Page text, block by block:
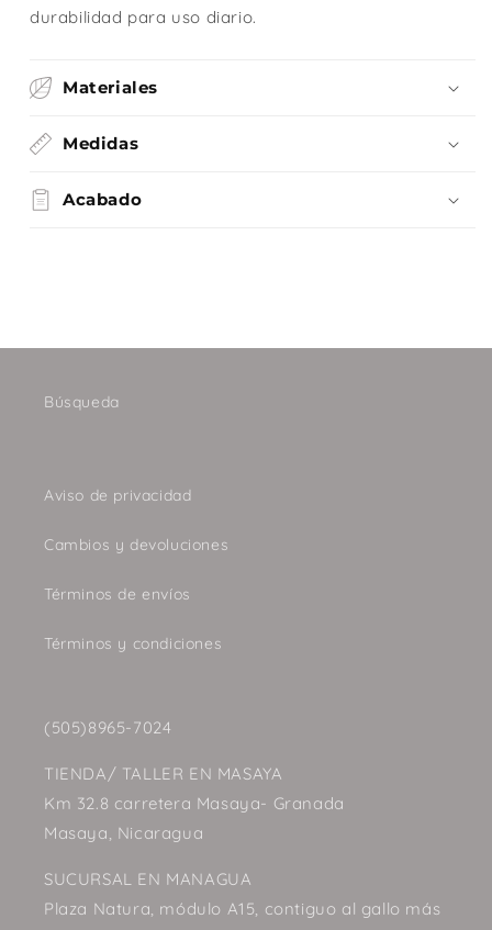
durabilidad para uso diario.
Materiales
Medidas
Acabado
Búsqueda
Aviso de privacidad
Cambios y devoluciones
Términos de envíos
Términos y condiciones
(505)8965-7024
TIENDA/ TALLER EN MASAYA
Km 32.8 carretera Masaya- Granada
Masaya, Nicaragua
SUCURSAL EN MANAGUA
Plaza Natura, módulo A15, contiguo al gallo más